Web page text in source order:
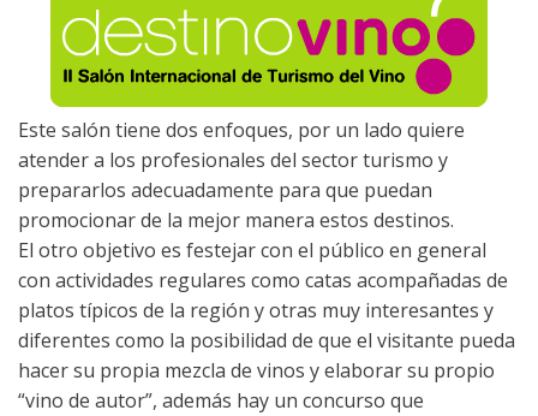
Este salón tiene dos enfoques, por un lado quiere
atender a los profesionales del sector turismo y
prepararlos adecuadamente para que puedan
promocionar de la mejor manera estos destinos.
El otro objetivo es festejar con el público en general
con actividades regulares como catas acompañadas de
platos típicos de la región y otras muy interesantes y
diferentes como la posibilidad de que el visitante pueda
hacer su propia mezcla de vinos y elaborar su propio
“vino de autor”, además hay un concurso que